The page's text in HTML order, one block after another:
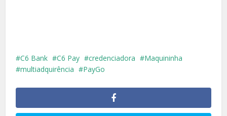
C6 Bank C6 Pay credenciadora
Maquininha
multiadquirência
PayGo